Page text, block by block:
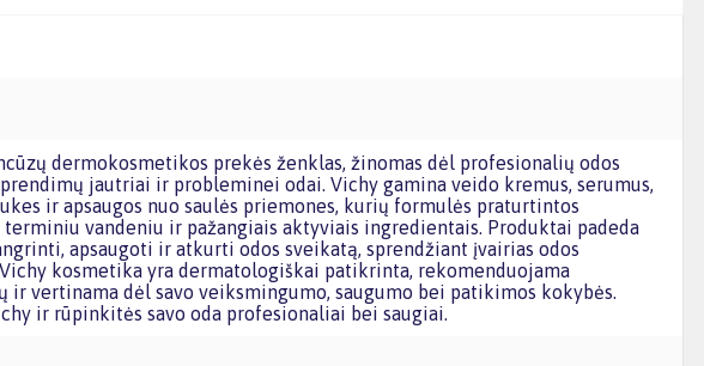
jautriai ir probleminei odai. Vichy gamina veido kremus, serumus,
ir apsaugos nuo saulės priemones, kurių formulės praturtintos
vandeniu ir pažangiais aktyviais ingredientais. Produktai padeda
apsaugoti ir atkurti odos sveikatą, sprendžiant įvairias odos
kosmetika yra dermatologiškai patikrinta, rekomenduojama
ir vertinama dėl savo veiksmingumo, saugumo bei patikimos kokybės.
ir rūpinkitės savo oda profesionaliai bei saugiai.